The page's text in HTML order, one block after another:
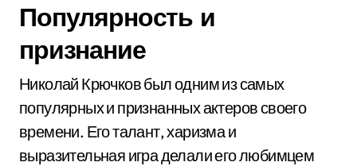
Популярность и
признание
Николай Крючков был одним из самых
популярных и признанных актеров своего
времени. Его талант, харизма и
выразительная игра делали его любимцем